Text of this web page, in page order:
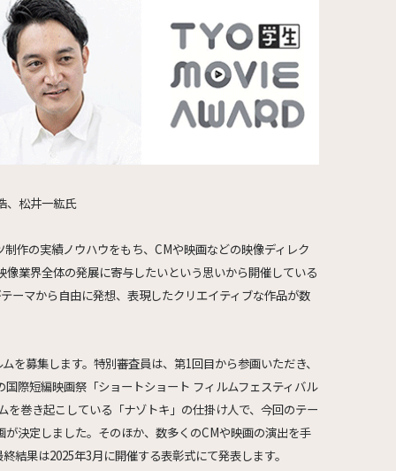
、松井一紘氏
作の実績ノウハウをもち、CMや映画などの映像ディレク
業界全体の発展に寄与したいという思いから開催している
ーマから自由に発想、表現したクリエイティブな作品が数
募集します。特別審査員は、第1回目から参画いただき、
際短編映画祭「ショートショート フィルムフェスティバル
巻き起こしている「ナゾトキ」の仕掛け人で、今回のテー
決定しました。そのほか、数多くのCMや映画の演出を手
結果は2025年3月に開催する表彰式にて発表します。